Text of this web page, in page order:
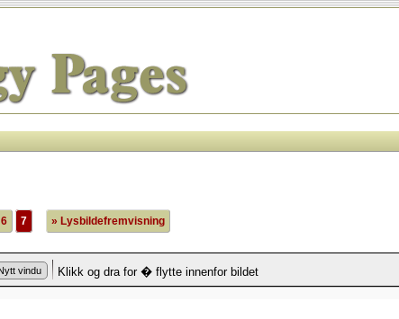
6 7 » Lysbildefremvisning